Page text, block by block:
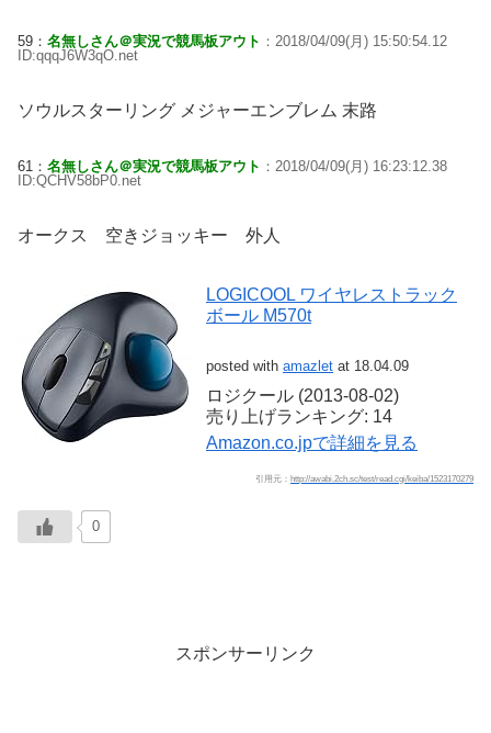
59： 名無しさん＠実況で競馬板アウト ：2018/04/09(月) 15:50:54.12
ID:qqqJ6W3qO.net
ソウルスターリング メジャーエンブレム 末路
61： 名無しさん＠実況で競馬板アウト ：2018/04/09(月) 16:23:12.38
ID:QCHV58bP0.net
オークス 空きジョッキー 外人
LOGICOOL ワイヤレストラック
ボール M570t
posted with amazlet at 18.04.09
ロジクール (2013-08-02)
売り上げランキング: 14
Amazon.co.jpで詳細を見る
引用元： http://awabi.2ch.sc/test/read.cgi/keiba/1523170279
0
スポンサーリンク